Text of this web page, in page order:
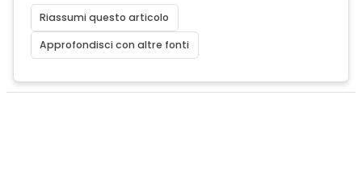
Riassumi questo articolo
Approfondisci con altre fonti